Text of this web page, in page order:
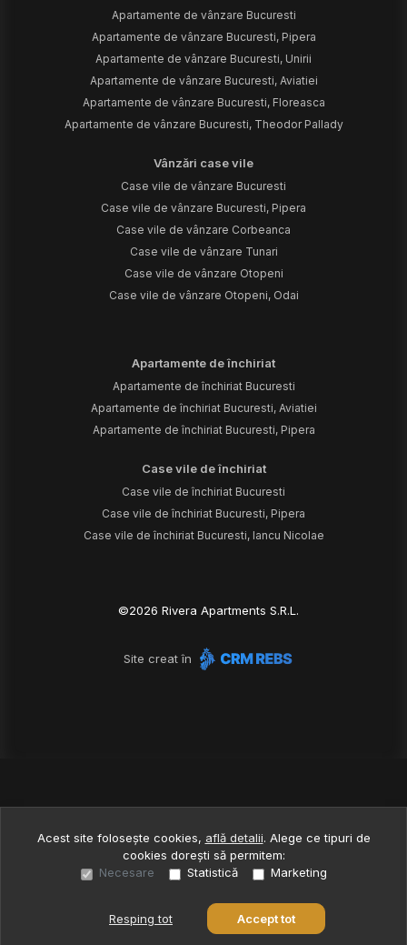
Sună acum Solicită vizionare
Apartamente de vânzare Bucuresti
Apartamente de vânzare Bucuresti, Pipera
Apartamente de vânzare Bucuresti, Unirii
Apartamente de vânzare Bucuresti, Aviatiei
Apartamente de vânzare Bucuresti, Floreasca
Apartamente de vânzare Bucuresti, Theodor Pallady
Vânzări case vile
Case vile de vânzare Bucuresti
Case vile de vânzare Bucuresti, Pipera
Case vile de vânzare Corbeanca
Case vile de vânzare Tunari
Case vile de vânzare Otopeni
Case vile de vânzare Otopeni, Odai
Apartamente de închiriat
Apartamente de închiriat Bucuresti
Apartamente de închiriat Bucuresti, Aviatiei
Apartamente de închiriat Bucuresti, Pipera
Case vile de închiriat
Case vile de închiriat Bucuresti
Case vile de închiriat Bucuresti, Pipera
Case vile de închiriat Bucuresti, Iancu Nicolae
©2026 Rivera Apartments S.R.L.
Site creat în
Acest site folosește cookies, află detalii. Alege ce tipuri de
cookies dorești să permitem:
Necesare
Statistică Marketing
Resping tot Accept tot